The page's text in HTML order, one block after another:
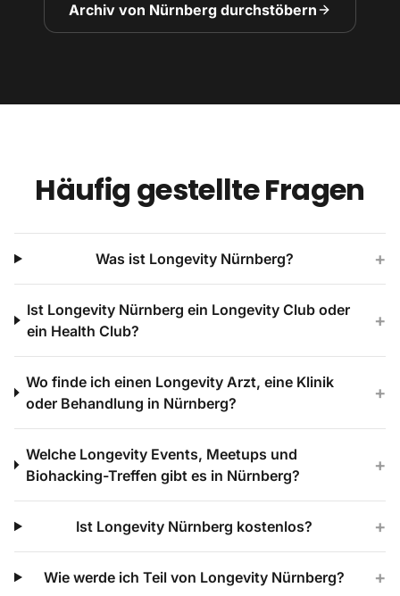
Archiv von Nürnberg durchstöbern
Häufig gestellte Fragen
Was ist Longevity Nürnberg? +
Ist Longevity Nürnberg ein Longevity Club oder
ein Health Club?
+
Wo finde ich einen Longevity Arzt, eine Klinik
oder Behandlung in Nürnberg?
+
Welche Longevity Events, Meetups und
Biohacking-Treffen gibt es in Nürnberg?
+
Ist Longevity Nürnberg kostenlos? +
Wie werde ich Teil von Longevity Nürnberg? +